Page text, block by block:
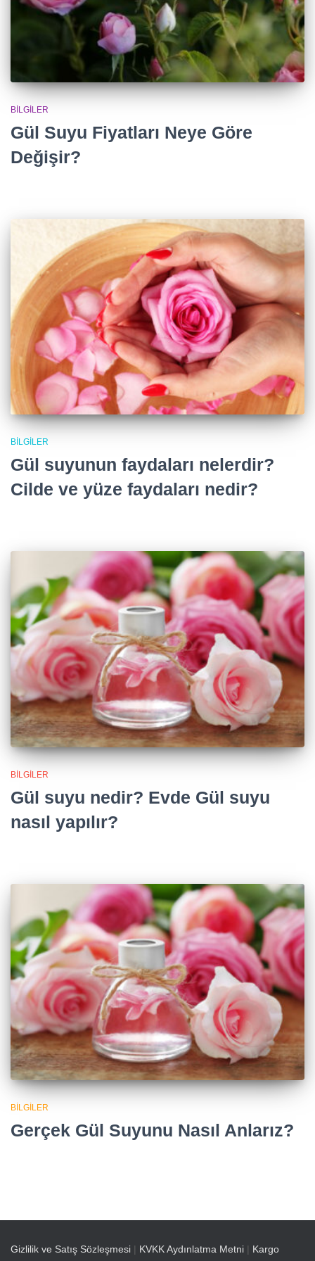
BILGILER
Gül Suyu Fiyatları Neye Göre
Değişir?
BILGILER
Gül suyunun faydaları nelerdir?
Cilde ve yüze faydaları nedir?
BILGILER
Gül suyu nedir? Evde Gül suyu
nasıl yapılır?
BILGILER
Gerçek Gül Suyunu Nasıl Anlarız?
Gizlilik ve Satış Sözleşmesi | KVKK Aydınlatma Metni | Kargo